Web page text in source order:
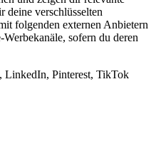
deine verschlüsselten
folgenden externen Anbietern
sofern du deren
LinkedIn, Pinterest, TikTok